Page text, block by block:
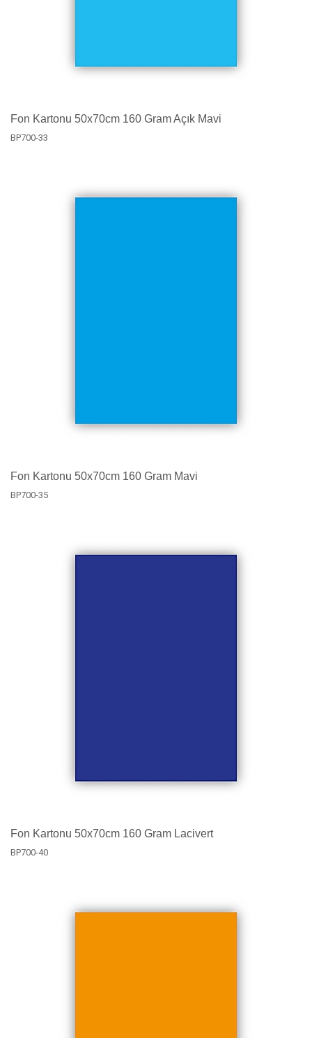
Fon Kartonu 50x70cm 160 Gram Açık Mavi
BP700-33
Fon Kartonu 50x70cm 160 Gram Mavi
BP700-35
Fon Kartonu 50x70cm 160 Gram Lacivert
BP700-40